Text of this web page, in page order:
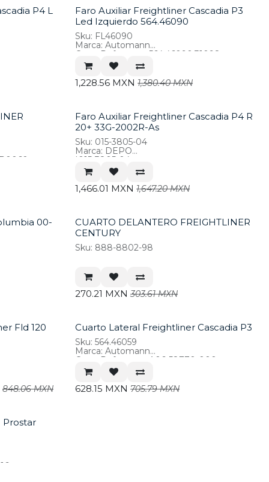
P4 L
Faro Auxiliar Freightliner Cascadia P3
Led Izquierdo 564.46090
Sku: FL46090
Marca: Automann
Cross Reference: 564.46090,31098
1,228.56 MXN 1,380.40MXN
Faro Auxiliar Freightliner Cascadia P4 R
20+ 33G-2002R-As
Sku: 015-3805-04
Marca: DEPO
*015-3805-04
1,466.01 MXN 1,647.20MXN
00-
CUARTO DELANTERO FREIGHTLINER
CENTURY
Sku: 888-8802-98
270.21 MXN 303.61MXN
Fld 120
848.06MXN
Cuarto Lateral Freightliner Cascadia P3
Sku: 564.46059
Marca: Automann
Cross Reference: A06-58770-000
628.15 MXN 705.79MXN
Prostar